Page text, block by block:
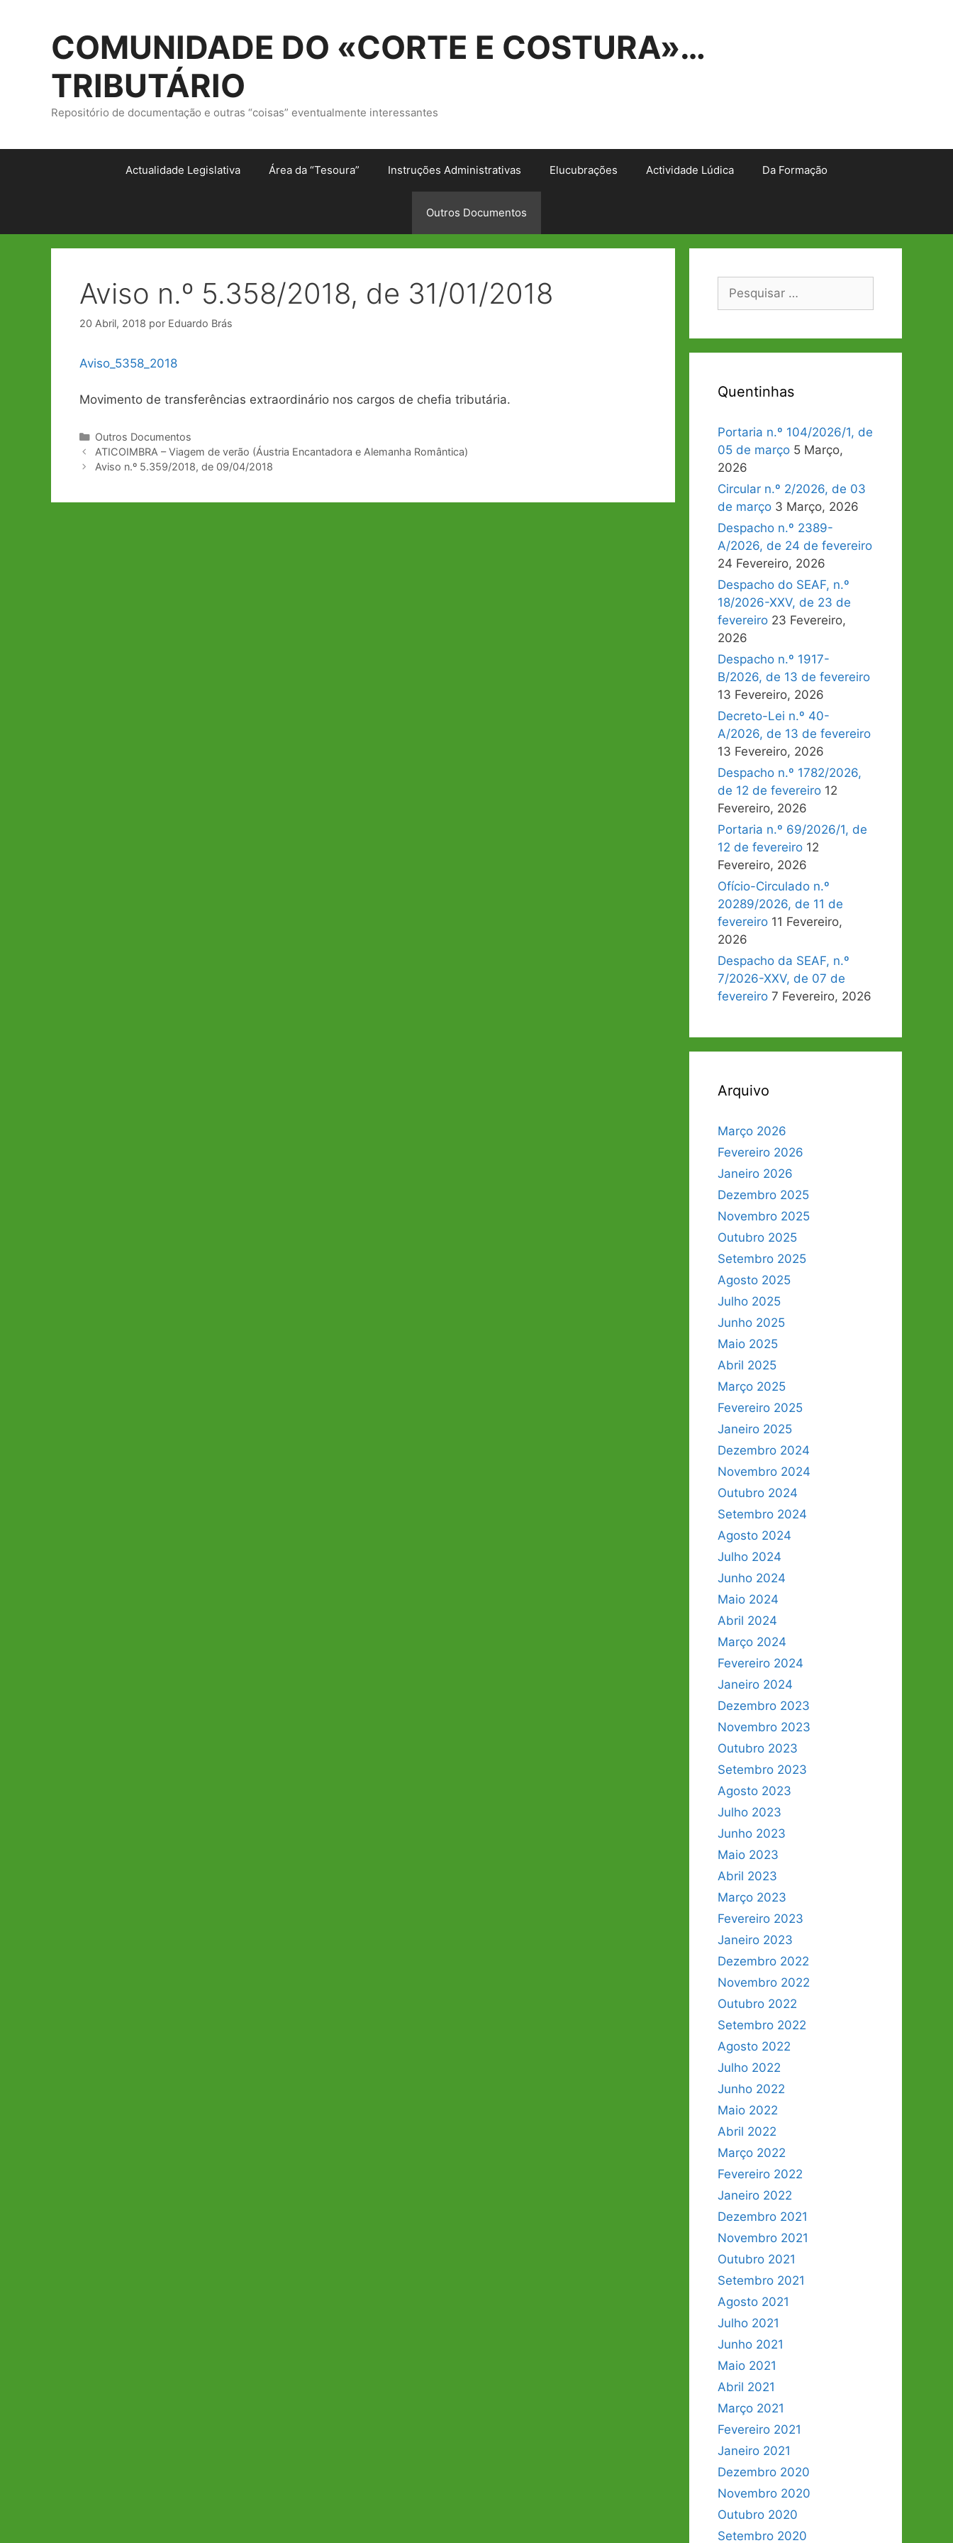
COMUNIDADE DO «CORTE E COSTURA»…
TRIBUTÁRIO
Repositório de documentação e outras “coisas” eventualmente interessantes
Actualidade Legislativa Área da “Tesoura” Instruções Administrativas Elucubrações Actividade Lúdica Da Formação
Outros Documentos
Aviso n.º 5.358/2018, de 31/01/2018
20 Abril, 2018 por Eduardo Brás
Aviso_5358_2018
Movimento de transferências extraordinário nos cargos de chefia tributária.
Categorias
Outros Documentos
Navegação
de
ATICOIMBRA – Viagem de verão (Áustria Encantadora e Alemanha Romântica)
Aviso n.º 5.359/2018, de 09/04/2018
Pesquisar
Quentinhas
Portaria n.º 104/2026/1, de
05 de março 5 Março,
2026
Circular n.º 2/2026, de 03
de março 3 Março, 2026
Despacho n.º 2389-
A/2026, de 24 de fevereiro
24 Fevereiro, 2026
Despacho do SEAF, n.º
18/2026-XXV, de 23 de
fevereiro 23 Fevereiro,
2026
Despacho n.º 1917-
B/2026, de 13 de fevereiro
13 Fevereiro, 2026
Decreto-Lei n.º 40-
A/2026, de 13 de fevereiro
13 Fevereiro, 2026
Despacho n.º 1782/2026,
de 12 de fevereiro 12
Fevereiro, 2026
Portaria n.º 69/2026/1, de
12 de fevereiro 12
Fevereiro, 2026
Ofício-Circulado n.º
20289/2026, de 11 de
fevereiro 11 Fevereiro,
2026
Despacho da SEAF, n.º
7/2026-XXV, de 07 de
fevereiro 7 Fevereiro, 2026
Arquivo
Março 2026
Fevereiro 2026
Janeiro 2026
Dezembro 2025
Novembro 2025
Outubro 2025
Setembro 2025
Agosto 2025
Julho 2025
Junho 2025
Maio 2025
Abril 2025
Março 2025
Fevereiro 2025
Janeiro 2025
Dezembro 2024
Novembro 2024
Outubro 2024
Setembro 2024
Agosto 2024
Julho 2024
Junho 2024
Maio 2024
Abril 2024
Março 2024
Fevereiro 2024
Janeiro 2024
Dezembro 2023
Novembro 2023
Outubro 2023
Setembro 2023
Agosto 2023
Julho 2023
Junho 2023
Maio 2023
Abril 2023
Março 2023
Fevereiro 2023
Janeiro 2023
Dezembro 2022
Novembro 2022
Outubro 2022
Setembro 2022
Agosto 2022
Julho 2022
Junho 2022
Maio 2022
Abril 2022
Março 2022
Fevereiro 2022
Janeiro 2022
Dezembro 2021
Novembro 2021
Outubro 2021
Setembro 2021
Agosto 2021
Julho 2021
Junho 2021
Maio 2021
Abril 2021
Março 2021
Fevereiro 2021
Janeiro 2021
Dezembro 2020
Novembro 2020
Outubro 2020
Setembro 2020